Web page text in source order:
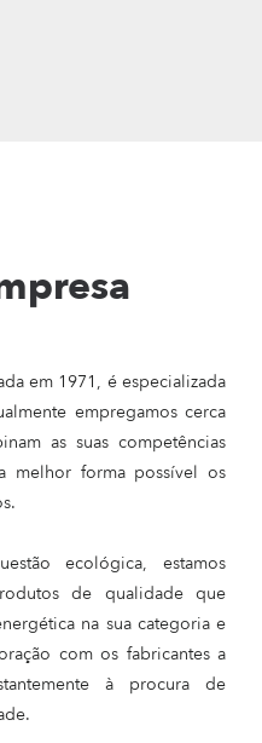
em 1971, é especializada
empregamos cerca
as suas competências
melhor forma possível os
ecológica, estamos
de qualidade que
na sua categoria e
com os fabricantes a
à procura de